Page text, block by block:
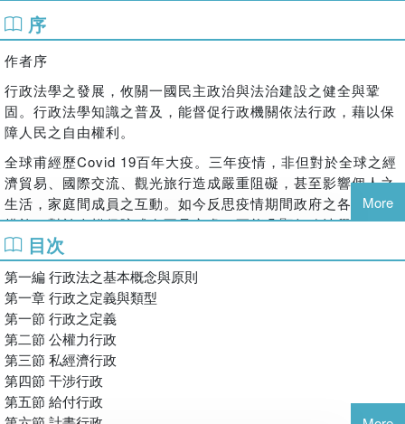
交通部訴願審議委員會/法規委員會委員
勞動部訴願審議委員會委員
考選部法規委員會委員
行政院人事行政總處訴願審議委員會委員
臺北市政府、臺中市政府、臺南市政府、高雄市政府、嘉義市政
府、嘉義縣政府、雲林縣政府法規審查小組/國家賠償事件處理小
組/訴願審議委員會委員
司法院法官學院講座
司法官、律師、公務人員、警察人員、關務人員等國家考試典試委
員、命題及閱卷委員
現職／
國立中正大學法學院教授
序
作者序
行政法學之發展，攸關一國民主政治與法治建設之健全與鞏
固。行政法學知識之普及，能督促行政機關依法行政，藉以保
障人民之自由權利。
全球甫經歷Covid 19百年大疫。三年疫情，非但對於全球之經
濟貿易、國際交流、觀光旅行造成嚴重阻礙，甚至影響個人之
生活，家庭間成員之互動。如今反思疫情期間政府之各種防疫
措施，對於人權保障或有不足之處，更能凸顯行政法學發展、
法學知識普及之重要性。
本書之撰寫，係基於筆者留學德國期間對於德國行政法學之研
究心得、返國後在大學法學院教授行政法相關科目之教學經
驗，以及長時期擔任中央、地方機關法規委員會、訴願審議委
員會及國家賠償委員會委員，與我國實務界交流所得之經驗而
成。
本書之完成，得力於師長之鼓勵、同儕之協助。尤其家庭之支
持與陪伴，更是完成本書不可或缺的動力。三民書局協助本書
More
目次
第一編 行政法之基本概念與原則
第一章 行政之定義與類型
第一節 行政之定義
第二節 公權力行政
第三節 私經濟行政
第四節 干涉行政
第五節 給付行政